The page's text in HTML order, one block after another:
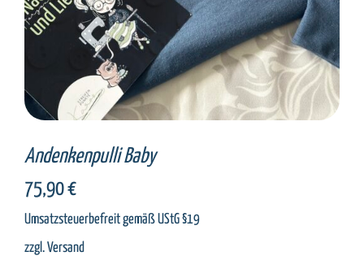
Andenkenpulli Baby
75,90€
Umsatzsteuerbefreit gemäß UStG §19
zzgl.Versand